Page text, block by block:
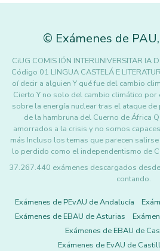
© Exámenes de PAU,
CiUG COMIS IÓN INTERUNIVERSITAR IA
Código 01 LINGUA CASTELÁ E
oí decir a alguien Y qué fue del cambio
Cierto Y no solo del cambio climático
sobre la energía nuclear tras el ataque de
de la hambruna del Cuerno de África
amorrados a la crisis y no somos
más Incluso los temas que parecen
lo perdido como el independentismo de
37.267.440 exámenes descargados
contando.
Exámenes de PEvAU de Andalucía
Exámenes de EBAU de Asturias
Exámenes de EBAU de
Exámenes de EvAU de